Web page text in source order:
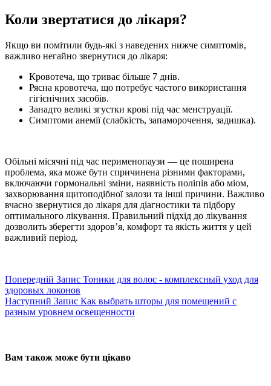
Коли звертатися до лікаря?
Якщо ви помітили будь-які з наведених нижче симптомів,
важливо негайно звернутися до лікаря:
Кровотеча, що триває більше 7 днів.
Рясна кровотеча, що потребує частого використання
гігієнічних засобів.
Занадто великі згустки крові під час менструації.
Симптоми анемії (слабкість, запаморочення, задишка).
Обільні місячні під час перименопаузи — це поширена
проблема, яка може бути спричинена різними факторами,
включаючи гормональні зміни, наявність поліпів або міом,
захворювання щитоподібної залози та інші причини. Важливо
вчасно звернутися до лікаря для діагностики та підбору
оптимального лікування. Правильний підхід до лікування
дозволить зберегти здоров’я, комфорт та якість життя у цей
важливий період.
Попередній Запис Тоники для волос - комплексный уход для
здоровых локонов
Наступний Запис Как выбрать шторы для помещений с
разным уровнем освещенности
Вам також може бути цікаво